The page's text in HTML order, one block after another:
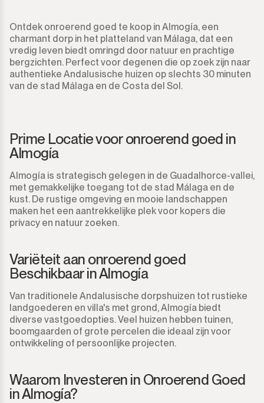
Ontdek onroerend goed te koop in Almogía, een
charmant dorp in het platteland van Málaga, dat een
vredig leven biedt omringd door natuur en prachtige
bergzichten. Perfect voor degenen die op zoek zijn naar
authentieke Andalusische huizen op slechts 30 minuten
van de stad Málaga en de Costa del Sol.
Prime Locatie voor onroerend goed in
Almogía
Almogía is strategisch gelegen in de Guadalhorce-vallei,
met gemakkelijke toegang tot de stad Málaga en de
kust. De rustige omgeving en mooie landschappen
maken het een aantrekkelijke plek voor kopers die
privacy en natuur zoeken.
Variëteit aan onroerend goed
Beschikbaar in Almogía
Van traditionele Andalusische dorpshuizen tot rustieke
landgoederen en villa's met grond, Almogía biedt
diverse vastgoedopties. Veel huizen hebben tuinen,
boomgaarden of grote percelen die ideaal zijn voor
ontwikkeling of persoonlijke projecten.
Waarom Investeren in Onroerend Goed
in Almogía?